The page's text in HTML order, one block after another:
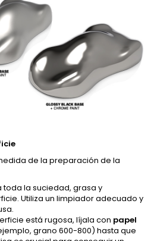
de la preparación de la
toda la suciedad, grasa y
Utiliza un limpiador adecuado y
está rugosa, líjala con papel
grano 600-800) hasta que